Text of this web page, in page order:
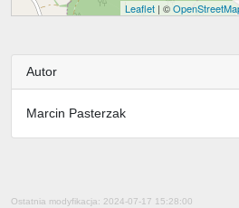
Leaflet | ©
Autor
Marcin Pasterzak
Ostatnia modyfikacja: 2024-07-17 15:28:00